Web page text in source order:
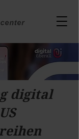
digital